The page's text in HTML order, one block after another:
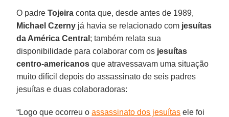
O padreTojeira conta que, desde antes de 1989,
Michael Czerny já havia se relacionado com jesuítas
da América Central ; também relata sua
disponibilidade para colaborar com os jesuítas
centro-americanos que atravessavam uma situação
muito difícil depois do assassinato de seis padres
jesuítas e duas colaboradoras:
“Logo que ocorreu oassassinato dos jesuítas ele foi